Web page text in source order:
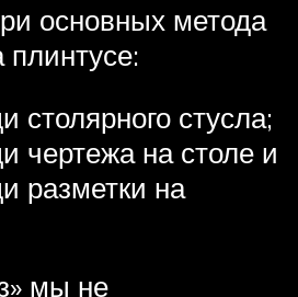
основных метода
плинтусе:
столярного стусла;
чертежа на столе и
разметки на
мы не